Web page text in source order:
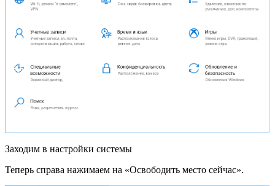
Заходим в настройки системы
Теперь справа нажимаем на «Освободить место сейчас».